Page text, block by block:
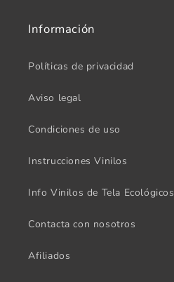
Información
Políticas de privacidad
Aviso legal
Condiciones de uso
Instrucciones Vinilos
Info Vinilos de Tela Ecológicos
Contacta con nosotros
Afiliados